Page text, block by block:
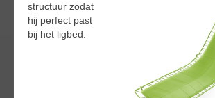
structuur zodat
hij perfect past
bij het ligbed.